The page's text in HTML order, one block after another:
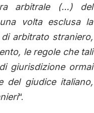
arbitrale (…) del
volta esclusa la
arbitrato straniero,
le regole che tali
giurisdizione ormai
del giudice italiano,
“.